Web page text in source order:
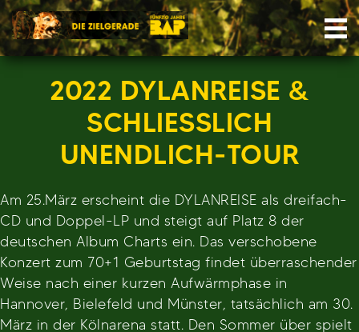
Skip
to
content
2022 DYLANREISE &
SCHLIESSLICH
UNENDLICH-TOUR
Am 25.März erscheint die DYLANREISE als dreifach-
CD und Doppel-LP und steigt auf Platz 8 der
deutschen Album Charts ein. Das verschobene
Konzert zum 70+1 Geburtstag findet überraschender
Weise nach einer kurzen Aufwärmphase in
Hannover, Bielefeld und Münster, tatsächlich am 30.
März in der Kölnarena statt. Den Sommer über spielt